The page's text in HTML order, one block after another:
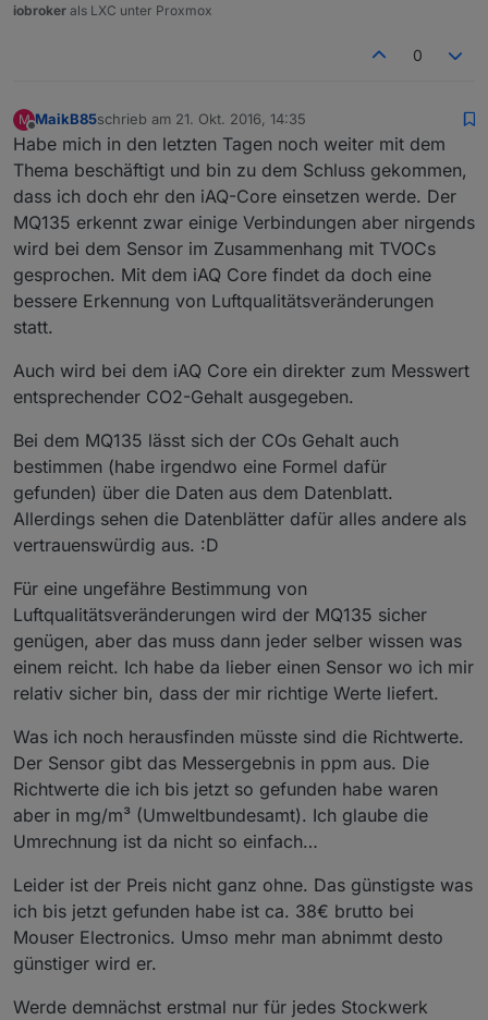
iobroker als LXC unter Proxmox
0
M
Offline
MaikB85schrieb am 21. Okt. 2016, 14:35
zuletzt editiert von
Habe mich in den letzten Tagen noch weiter mit dem
Thema beschäftigt und bin zu dem Schluss gekommen,
dass ich doch ehr den iAQ-Core einsetzen werde. Der
MQ135 erkennt zwar einige Verbindungen aber nirgends
wird bei dem Sensor im Zusammenhang mit TVOCs
gesprochen. Mit dem iAQ Core findet da doch eine
bessere Erkennung von Luftqualitätsveränderungen
statt.
Auch wird bei dem iAQ Core ein direkter zum Messwert
entsprechender CO2-Gehalt ausgegeben.
Bei dem MQ135 lässt sich der COs Gehalt auch
bestimmen (habe irgendwo eine Formel dafür
gefunden) über die Daten aus dem Datenblatt.
Allerdings sehen die Datenblätter dafür alles andere als
vertrauenswürdig aus. :D
Für eine ungefähre Bestimmung von
Luftqualitätsveränderungen wird der MQ135 sicher
genügen, aber das muss dann jeder selber wissen was
einem reicht. Ich habe da lieber einen Sensor wo ich mir
relativ sicher bin, dass der mir richtige Werte liefert.
Was ich noch herausfinden müsste sind die Richtwerte.
Der Sensor gibt das Messergebnis in ppm aus. Die
Richtwerte die ich bis jetzt so gefunden habe waren
aber in mg/m³ (Umweltbundesamt). Ich glaube die
Umrechnung ist da nicht so einfach…
Leider ist der Preis nicht ganz ohne. Das günstigste was
ich bis jetzt gefunden habe ist ca. 38€ brutto bei
Mouser Electronics. Umso mehr man abnimmt desto
günstiger wird er.
Werde demnächst erstmal nur für jedes Stockwerk